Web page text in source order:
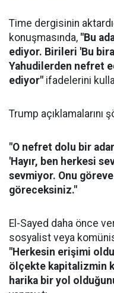
Time dergisinin
konuşmasında, "Bu
ediyor. Birileri 'Bu
Yahudilerden nefret
ediyor" ifadelerini
Trump açıklamalarını
"O nefret dolu bir
'Hayır, ben herkesi
sevmiyor. Onu
göreceksiniz."
El-Sayed daha önce
sosyalist veya
"Herkesin erişimi
ölçekte kapitalizmin
harika bir yol